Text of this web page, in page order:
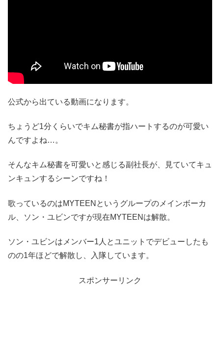
公式から出ている動画になります。
ちょうど1分くらいでキム秘書が指ハートするのが可愛い
んですよね…。
そんなキム秘書を可愛いと感じる副社長が、見ていてキュ
ンキュンするシーンですね！
歌っているのはMYTEENというグループのメインボーカ
ル、ソン・ユビンですが現在MYTEENは解散。
ソン・ユビンはメンバー1人とユニットでデビューしたも
のの1年ほどで解散し、入隊しています。
スポンサーリンク